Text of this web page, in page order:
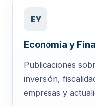
EY
Economía y
Publicaciones
inversión,
empresas y